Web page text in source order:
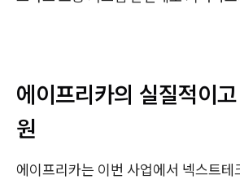
에이프리카의 실질적이
원
에이프리카는 이번 사업에서 넥스트테